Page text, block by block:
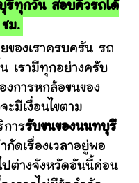
รีทุกวัน สอบคิวรถได้
ม.
เราครบครัน รถ
เรามีทุกอย่างครับ
การหกล้อขนของ
มีเงื่อนไขตาม
การรับขนของนนทบุรี
กัดเรื่องเวลาอยู่พอ
ปต่างจังหวัดอันนี้ค่อน